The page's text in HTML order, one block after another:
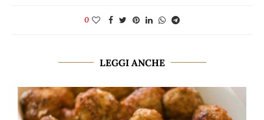
0
LEGGI ANCHE